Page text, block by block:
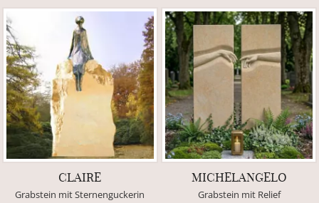
CLAIRE
Grabstein mit Sternenguckerin
MICHELANGELO
Grabstein mit Relief